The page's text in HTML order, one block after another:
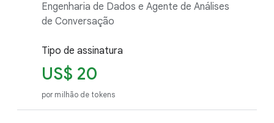
Engenharia de Dados e Agente de Análises
de Conversação
Tipo de assinatura
US$ 20
por milhão de tokens